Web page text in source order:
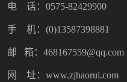
电 话：0575-82429900
手 机：(0)13587398881
邮 箱：468167559@qq.com
网 址：www.zjhaorui.com